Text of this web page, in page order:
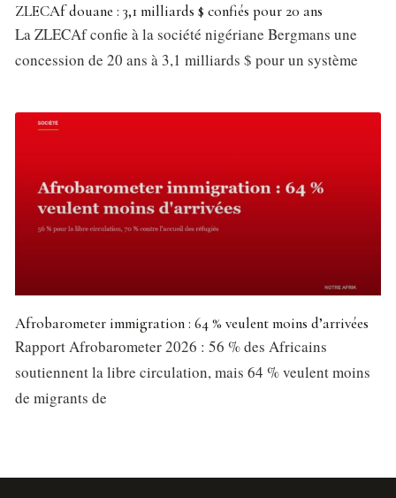
ZLECAf douane : 3,1 milliards $ confiés pour 20 ans
La ZLECAf confie à la société nigériane Bergmans une
concession de 20 ans à 3,1 milliards $ pour un système
Afrobarometer immigration : 64 % veulent moins d’arrivées
Rapport Afrobarometer 2026 : 56 % des Africains
soutiennent la libre circulation, mais 64 % veulent moins
de migrants de